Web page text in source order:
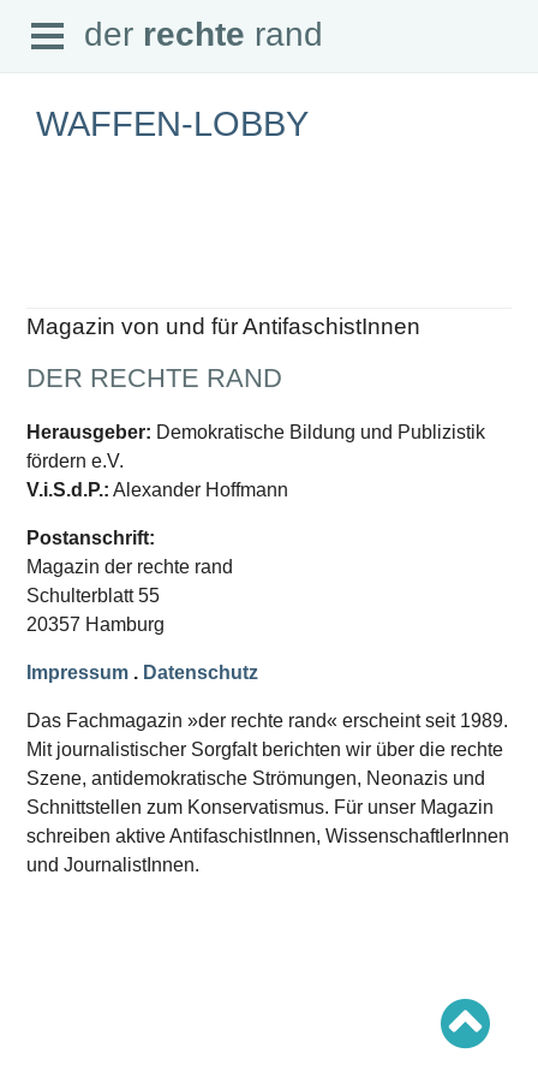
der rechte rand
Magazin
Abonnement
Datenschutz
SCHWERPUNKTE
Schwerpunkte Übersicht
Schwerpunkt AFD-Verbot
Schwerpunkt zur USA und Faschist Trump
Schwerpunkt »Identitäre Bewegung«
Schwerpunkt »Reichsbürger«
Ausgaben Übersicht
Ausgabe 221
Ausgabe 220
Ausgabe 219
Ausgabe 217
Ausgabe 216
Open
Menu
der rechte rand
WAFFEN-LOBBY
Magazin von und für AntifaschistInnen
DER RECHTE RAND
Herausgeber: Demokratische Bildung und Publizistik
fördern e.V.
V.i.S.d.P.: Alexander Hoffmann
Postanschrift:
Magazin der rechte rand
Schulterblatt 55
20357 Hamburg
Impressum . Datenschutz
Das Fachmagazin »der rechte rand« erscheint seit 1989.
Mit journalistischer Sorgfalt berichten wir über die rechte
Szene, antidemokratische Strömungen, Neonazis und
Schnittstellen zum Konservatismus. Für unser Magazin
schreiben aktive AntifaschistInnen, WissenschaftlerInnen
und JournalistInnen.